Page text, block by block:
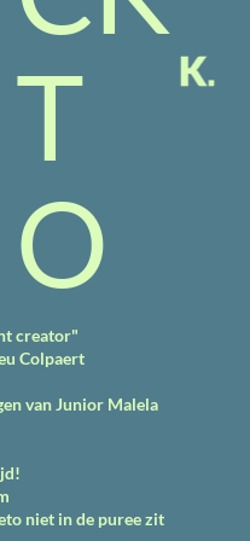
creator"
Colpaert
van Junior Malela
niet in de puree zit
T
O